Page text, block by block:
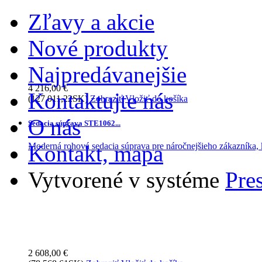
4 216,00 €
(127 011,22SK) Zobraziť Vložiť do košíka
Sedacia súprava STE1062...
Moderná rohová sedacia súprava pre náročnejšieho zákazníka,
2 608,00 €
Zľavy a akcie
Nové produkty
Najpredávanejšie
Kontaktujte nás
O nás
Kontakt, mapa
Vytvorené v systéme